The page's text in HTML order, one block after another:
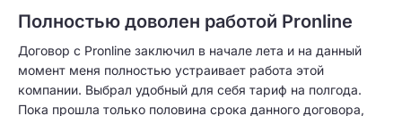
Полностью доволен работой Pronline
Договор с Pronline заключил в начале лета и на данный
момент меня полностью устраивает работа этой
компании. Выбрал удобный для себя тариф на полгода.
Пока прошла только половина срока данного договора,